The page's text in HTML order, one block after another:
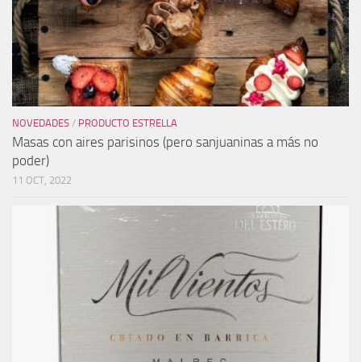
NOVEDADES / PRODUCTO ESTRELLA
Masas con aires parisinos (pero sanjuaninas a más no
poder)
11 OCT, 2022